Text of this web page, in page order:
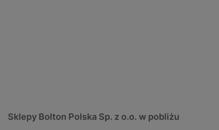
Sklepy Bolton Polska Sp. z o.o. w pobliżu